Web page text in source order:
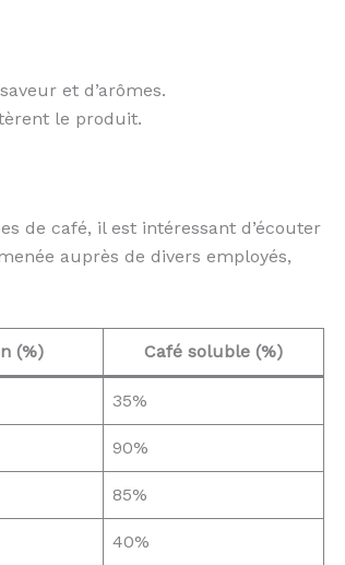
et d’arômes.
le produit.
de café, il est intéressant d’écouter
auprès de divers employés,
(%) Café soluble (%)
35%
90%
85%
40%